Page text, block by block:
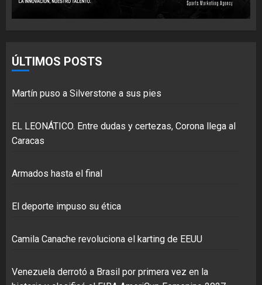
ÚLTIMOS POSTS
Martín puso a Silverstone a sus pies
EL LEONÁTICO. Entre dudas y certezas, Corona llega al
Caracas
Armados hasta el final
El deporte impuso su ética
Camila Canache revoluciona el karting de EEUU
Venezuela derrotó a Brasil por primera vez en la